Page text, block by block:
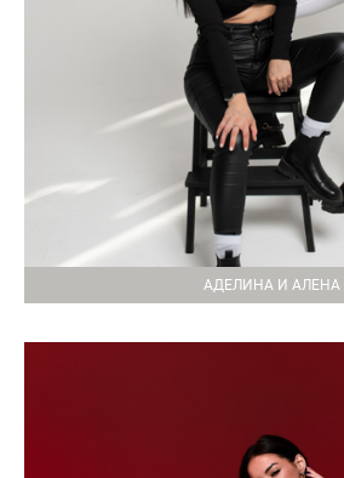
АДЕЛИНА И АЛЕНА